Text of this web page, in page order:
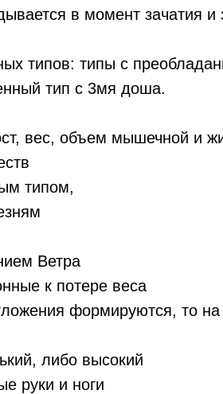
в момент зачатия
типов: типы с
тип с 3мя доша.
вес, объем мышечной и
типом,
Ветра
к потере веса
формируются, то на
либо высокий
руки и ноги